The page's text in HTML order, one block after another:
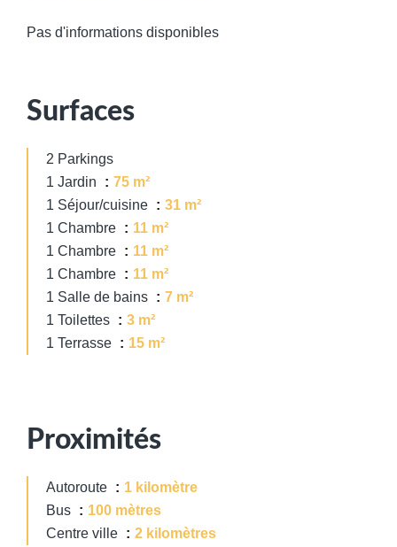
Pas d'informations disponibles
Surfaces
2 Parkings
1 Jardin
75 m²
1 Séjour/cuisine
31 m²
1 Chambre
11 m²
1 Chambre
11 m²
1 Chambre
11 m²
1 Salle de bains
7 m²
1 Toilettes
3 m²
1 Terrasse
15 m²
Proximités
Autoroute
1 kilomètre
Bus
100 mètres
Centre ville
2 kilomètres